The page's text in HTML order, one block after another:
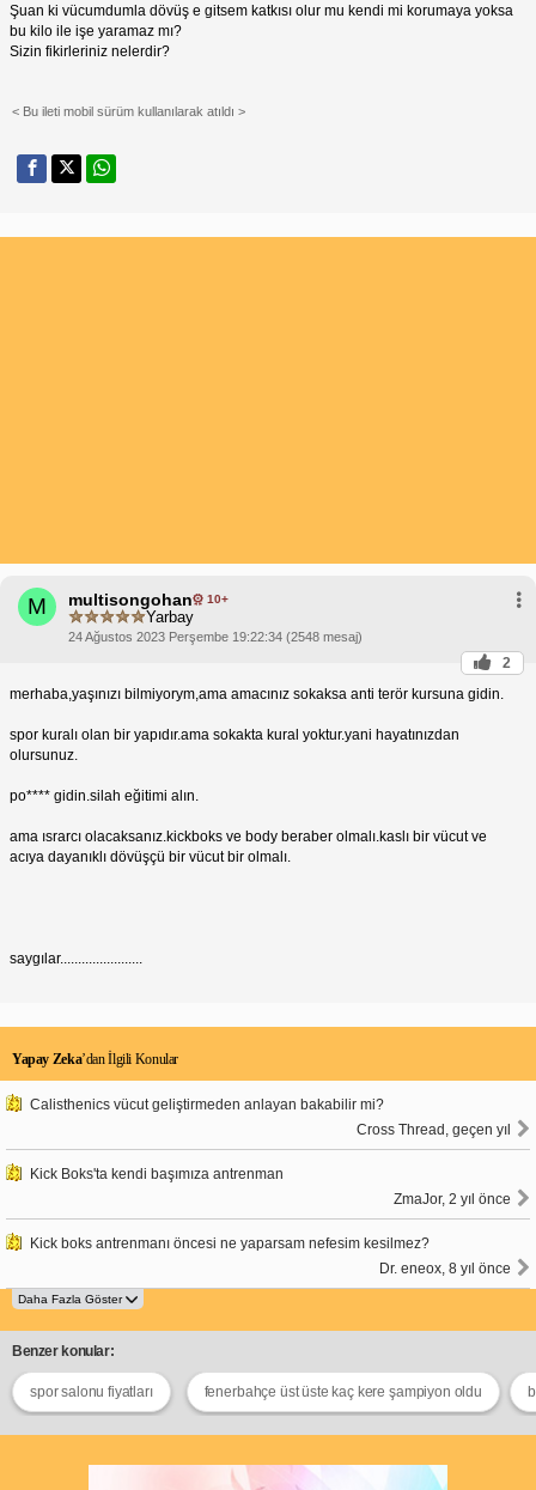
Şuan ki vücumdumla dövüş e gitsem katkısı olur mu kendi mi korumaya yoksa
bu kilo ile işe yaramaz mı?
Sizin fikirleriniz nelerdir?
< Bu ileti mobil sürüm kullanılarak atıldı >
M multisongohan 10+
Yarbay
24 Ağustos 2023 Perşembe 19:22:34 (2548 mesaj)
2
merhaba,yaşınızı bilmiyorym,ama amacınız sokaksa anti terör kursuna gidin.
spor kuralı olan bir yapıdır.ama sokakta kural yoktur.yani hayatınızdan
olursunuz.
po**** gidin.silah eğitimi alın.
ama ısrarcı olacaksanız.kickboks ve body beraber olmalı.kaslı bir vücut ve
acıya dayanıklı dövüşçü bir vücut bir olmalı.
saygılar.......................
Yapay Zeka’dan İlgili Konular
Calisthenics vücut geliştirmeden anlayan bakabilir mi?
Cross Thread, geçen yıl
Kick Boks'ta kendi başımıza antrenman
ZmaJor, 2 yıl önce
Kick boks antrenmanı öncesi ne yaparsam nefesim kesilmez?
Dr. eneox, 8 yıl önce
Benzer konular:
spor salonu fiyatları fenerbahçe üst üste kaç kere şampiyon oldu